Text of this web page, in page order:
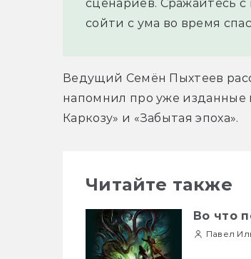
сценариев. Сражайтесь
сойти с ума во время
Ведущий Семён Пыхтеев
напомнил про уже изданные
Каркозу» и «Забытая эпоха».
Читайте также
Во что
Павел